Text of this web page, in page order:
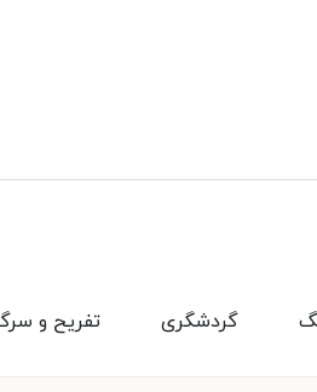
تفریح و گردشگری